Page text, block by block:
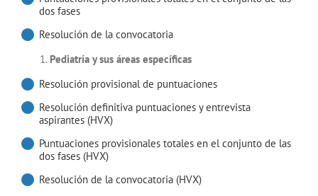
dos fases
Resolución de la convocatoria
Pediatría y sus áreas específicas
Resolución provisional de puntuaciones
Resolución definitiva puntuaciones y entrevista
aspirantes (HVX)
Puntuaciones provisionales totales en el conjunto de las
dos fases (HVX)
Resolución de la convocatoria (HVX)